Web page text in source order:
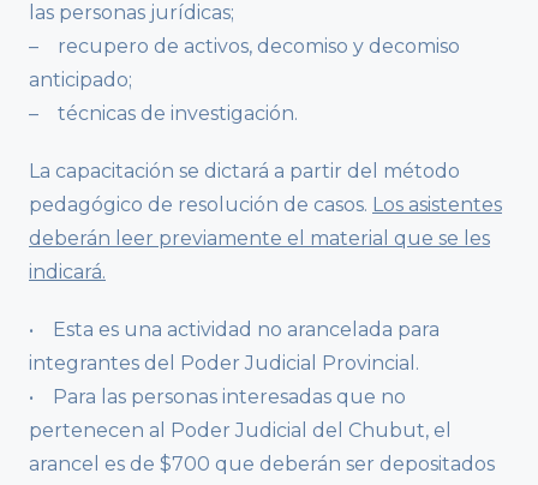
las personas jurídicas;
– recupero de activos, decomiso y decomiso
anticipado;
– técnicas de investigación.
La capacitación se dictará a partir del método
pedagógico de resolución de casos. Los asistentes
deberán leer previamente el material que se les
indicará.
• Esta es una actividad no arancelada para
integrantes del Poder Judicial Provincial.
• Para las personas interesadas que no
pertenecen al Poder Judicial del Chubut, el
arancel es de $700 que deberán ser depositados